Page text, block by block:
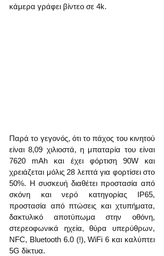
κάμερα γράφει βίντεο σε 4k.
Παρά το γεγονός, ότι το πάχος του κινητού
είναι 8,09 χιλιοστά, η μπαταρία του είναι
7620 mAh και έχει φόρτιση 90W και
χρειάζεται μόλις 28 λεπτά για φορτίσει στο
50%. Η συσκευή διαθέτει προστασία από
σκόνη και νερό κατηγορίας IP65,
προστασία από πτώσεις και χτυπήματα,
δακτυλικό αποτύπωμα στην οθόνη,
στερεοφωνικά ηχεία, θύρα υπερύθρων,
NFC, Bluetooth 6.0 (!), WiFi 6 και καλύπτει
5G δίκτυα.